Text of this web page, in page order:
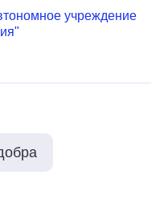
учреждение